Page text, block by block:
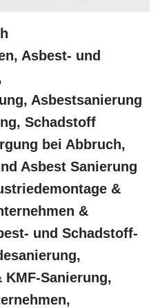
Asbest- und
Asbestsanierung
Schadstoff
bei Abbruch,
Asbest Sanierung
&
&
und Schadstoff-
Sanierung,